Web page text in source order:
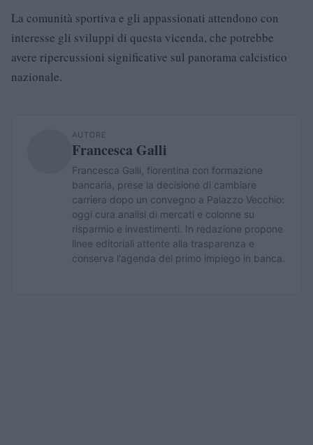
La comunità sportiva e gli appassionati attendono con
interesse gli sviluppi di questa vicenda, che potrebbe
avere ripercussioni significative sul panorama calcistico
nazionale.
AUTORE
Francesca Galli
Francesca Galli, fiorentina con formazione
bancaria, prese la decisione di cambiare
carriera dopo un convegno a Palazzo Vecchio:
oggi cura analisi di mercati e colonne su
risparmio e investimenti. In redazione propone
linee editoriali attente alla trasparenza e
conserva l'agenda del primo impiego in banca.